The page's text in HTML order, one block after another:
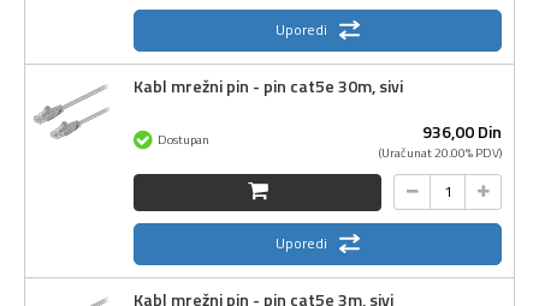
Uporedi
Kabl mrežni pin - pin cat5e 30m, sivi
936,00Din
(Uračunat 20.00% PDV)
Dostupan
Uporedi
Kabl mrežni pin - pin cat5e 3m, sivi